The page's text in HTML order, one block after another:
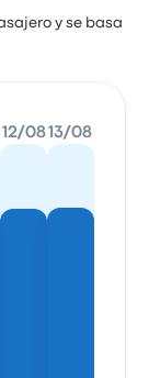
y se basa
12/0813/08